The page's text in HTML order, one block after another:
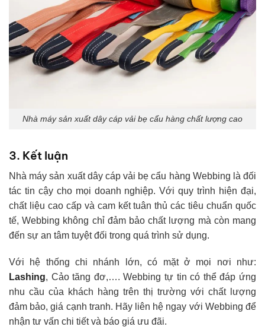
Nhà máy sản xuất dây cáp vải bẹ cẩu hàng chất lượng cao
3. Kết luận
Nhà máy sản xuất dây cáp vải bẹ cẩu hàng Webbing là đối
tác tin cậy cho mọi doanh nghiệp. Với quy trình hiện đại,
chất liệu cao cấp và cam kết tuân thủ các tiêu chuẩn quốc
tế, Webbing không chỉ đảm bảo chất lượng mà còn mang
đến sự an tâm tuyệt đối trong quá trình sử dụng.
Với hệ thống chi nhánh lớn, có mặt ở mọi nơi như:
Lashing, Cảo tăng đơ,…. Webbing tự tin có thể đáp ứng
nhu cầu của khách hàng trên thị trường với chất lượng
đảm bảo, giá cạnh tranh. Hãy liên hệ ngay với Webbing để
nhận tư vấn chi tiết và báo giá ưu đãi.